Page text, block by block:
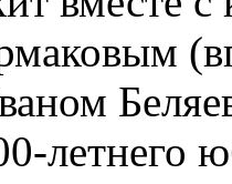
летнего